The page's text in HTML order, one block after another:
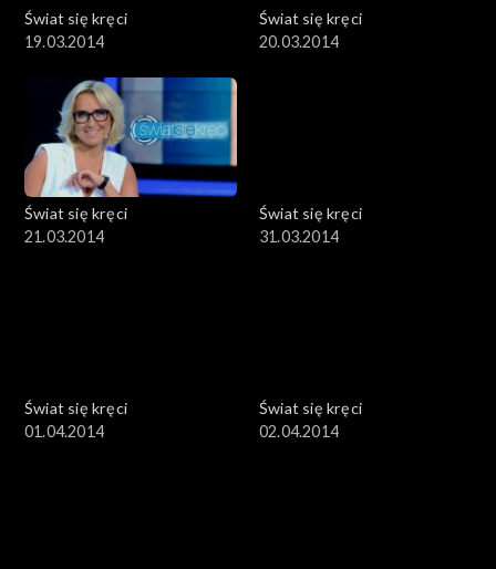
Świat się kręci
19.03.2014
Świat się kręci
20.03.2014
Świat się kręci
21.03.2014
Świat się kręci
31.03.2014
Świat się kręci
01.04.2014
Świat się kręci
02.04.2014